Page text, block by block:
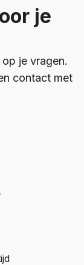
je
je vragen.
contact met